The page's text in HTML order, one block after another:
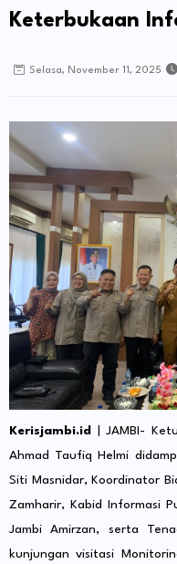
Keterbukaan
Selasa, November 11, 2025
Kerisjambi.id
| JAMBI-
Ahmad Taufiq Helmi
Siti Masnidar, Koordinator
Zamharir, Kabid Informasi
Jambi Amirzan, serta
kunjungan visitasi